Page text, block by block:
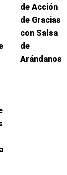
de Acción
de Gracias
con Salsa
de
Arándanos